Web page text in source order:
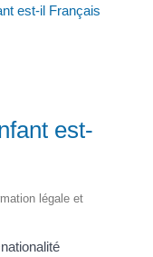
est-il Français
est-
légale et